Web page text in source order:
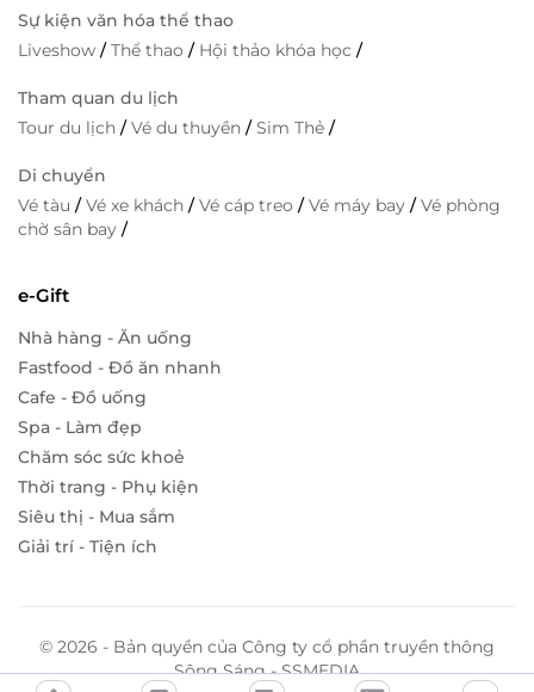
Sự kiện văn hóa thể thao
Liveshow /Thể thao / Hội thảo khóa học /
Tham quan du lịch
Tour du lịch /Vé du thuyền /Sim Thẻ /
Di chuyển
Vé tàu /Vé xe khách /Vé cáp treo /Vé máy bay /Vé phòng
chờ sân bay /
e-Gift
Nhà hàng - Ăn uống
Fastfood - Đồ ăn nhanh
Cafe - Đồ uống
Spa - Làm đẹp
Chăm sóc sức khoẻ
Thời trang - Phụ kiện
Siêu thị - Mua sắm
Giải trí - Tiện ích
© 2026 - Bản quyền của Công ty cổ phần truyền thông
Sông Sáng - SSMEDIA